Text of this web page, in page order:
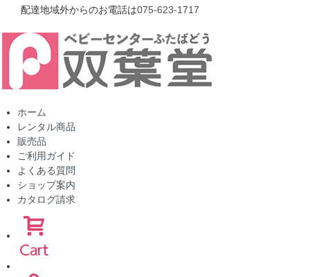
配達地域外からのお電話は075-623-1717
ホーム
レンタル商品
販売品
ご利用ガイド
よくある質問
ショップ案内
カタログ請求